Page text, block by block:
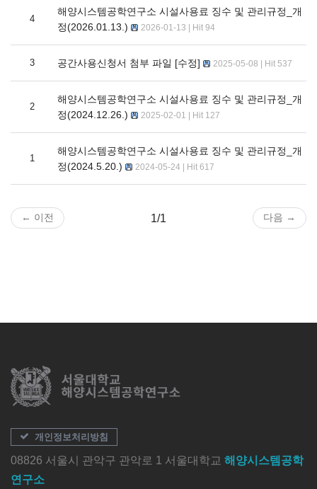
4
해양시스템공학연구소 시설사용료 징수 및 관리규정_개
정(2026.01.13.)
2026-01-13 | Hit 94
3 공간사용신청서 첨부 파일 [수정] 2025-05-08 | Hit 537
2
해양시스템공학연구소 시설사용료 징수 및 관리규정_개
정(2024.12.26.)
2025-02-01 | Hit 127
1
해양시스템공학연구소 시설사용료 징수 및 관리규정_개
정(2024.5.20.)
2024-05-24 | Hit 617
← 이전 1/1 다음 →
개인정보처리방침
08826 서울시 관악구 관악로 1 서울대학교 해양시스템공학
연구소